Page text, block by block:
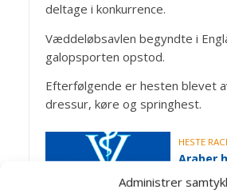
Administrer
deltage i konkurrence.
Væddeløbsavlen begyndte i
galopsporten opstod.
Efterfølgende er hesten blevet
dressur, køre og springhest.
HESTE
Araber